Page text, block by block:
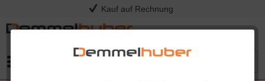
Kauf auf Rechnung